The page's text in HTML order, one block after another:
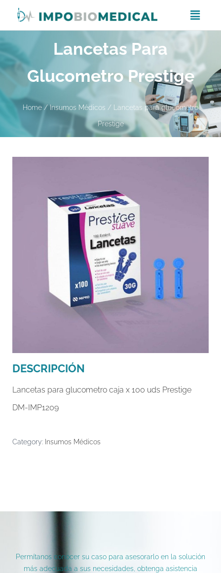
Lancetas Para
Glucometro Prestige
Home /Insumos Médicos / Lancetas para glucometro
Prestige
DESCRIPCIÓN
Lancetas para glucometro caja x 100 uds Prestige
DM-IMP1209
Category: Insumos Médicos
Permítanos conocer su caso para asesorarlo en la solución
más adecuada a sus necesidades, obtenga asistencia